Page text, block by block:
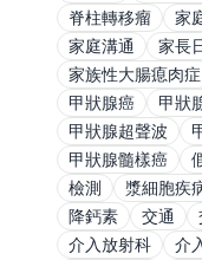
脊柱轉移瘤
家
家庭溝通
家長
家族性大腸瘜肉症
甲狀腺癌
甲狀
甲狀腺超聲波
甲狀腺髓樣癌
檢測
漿細胞疾
降鈣素
交通
介入放射科
介